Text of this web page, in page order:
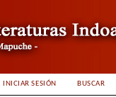
INICIAR SESIÓN BUSCAR